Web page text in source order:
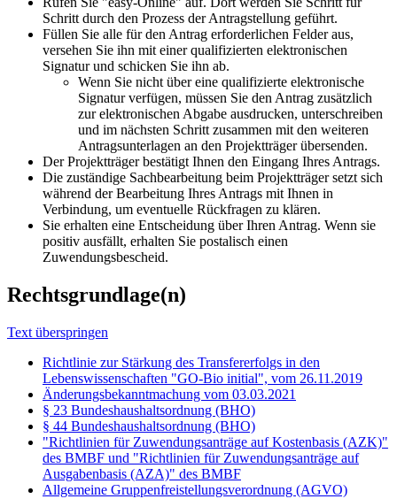
Schritt durch den Prozess der Antragstellung geführt.
Füllen Sie alle für den Antrag erforderlichen Felder aus,
versehen Sie ihn mit einer qualifizierten elektronischen
Signatur und schicken Sie ihn ab.
Wenn Sie nicht über eine qualifizierte elektronische
Signatur verfügen, müssen Sie den Antrag zusätzlich
zur elektronischen Abgabe ausdrucken, unterschreiben
und im nächsten Schritt zusammen mit den weiteren
Antragsunterlagen an den Projektträger übersenden.
Der Projektträger bestätigt Ihnen den Eingang Ihres Antrags.
Die zuständige Sachbearbeitung beim Projektträger setzt sich
während der Bearbeitung Ihres Antrags mit Ihnen in
Verbindung, um eventuelle Rückfragen zu klären.
Sie erhalten eine Entscheidung über Ihren Antrag. Wenn sie
positiv ausfällt, erhalten Sie postalisch einen
Zuwendungsbescheid.
Rechtsgrundlage(n)
Text überspringen
Richtlinie zur Stärkung des Transfererfolgs in den
Lebenswissenschaften "GO-Bio initial", vom 26.11.2019
Änderungsbekanntmachung vom 03.03.2021
§ 23 Bundeshaushaltsordnung (BHO)
§ 44 Bundeshaushaltsordnung (BHO)
"Richtlinien für Zuwendungsanträge auf Kostenbasis (AZK)"
des BMBF und "Richtlinien für Zuwendungsanträge auf
Ausgabenbasis (AZA)" des BMBF
Allgemeine Gruppenfreistellungsverordnung (AGVO)